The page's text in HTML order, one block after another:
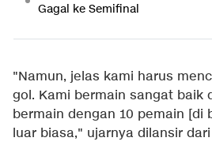
Gagal ke Semifinal
"Namun, jelas kami harus
gol. Kami bermain sangat baik
bermain dengan 10 pemain [di
luar biasa," ujarnya dilansir